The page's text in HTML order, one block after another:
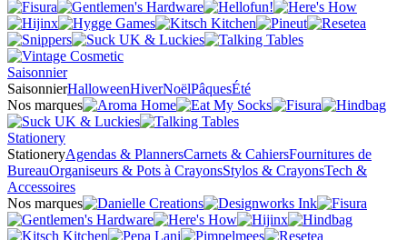
Saisonnier
SaisonnierHalloweenHiverNoëlPâquesÉté
Nos marques
Stationery
StationeryAgendas & PlannersCarnets & CahiersFournitures de
BureauOrganiseurs & Pots à CrayonsStylos & CrayonsTech &
Accessoires
Nos marques